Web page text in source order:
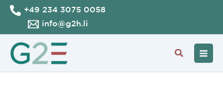
Zum
Inhalt
springen
+49 234 3075 0058
info@g2h.li
Suche